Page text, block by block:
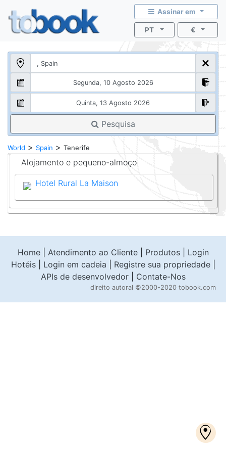
Assinar em
PT €
Pesquisa
World > Spain > Tenerife
Alojamento e pequeno-almoço
Hotel Rural La Maison
Home| Atendimento ao Cliente| Produtos| Login
Hotéis| Login em cadeia Registre sua propriedade|
APIs de desenvolvedor| Contate-Nos
direito autoral ©2000-2020 tobook.com